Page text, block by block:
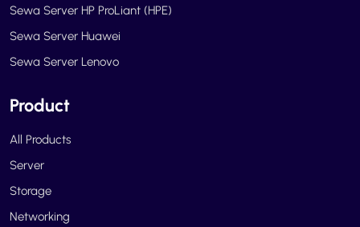
Sewa Server HP ProLiant (HPE)
Sewa Server Huawei
Sewa Server Lenovo
Product
All Products
Server
Storage
Networking